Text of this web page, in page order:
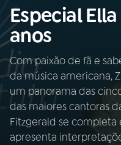
Buscar
na
Rádio
MEC
Início
01INÍCIO
Especial
anos
Com paixão de fã e
da música americana,
um panorama das
das maiores cantoras
Fitzgerald se completa
apresenta